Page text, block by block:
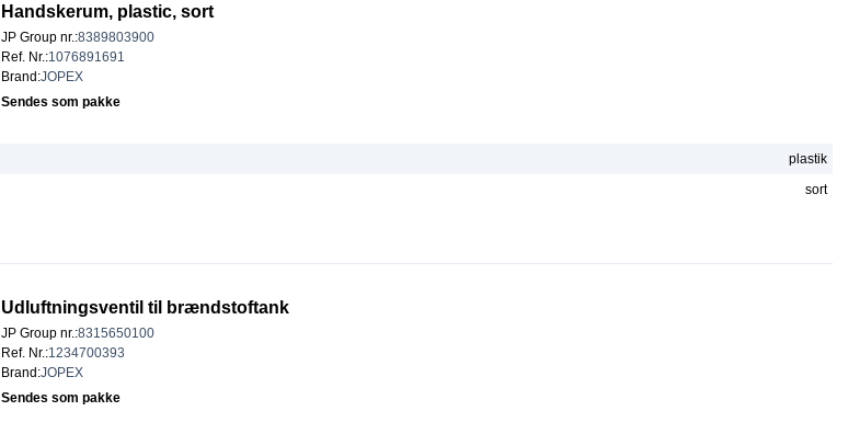
Handskerum, plastic, sort
JP Group nr.:8389803900
Ref. Nr.:1076891691
Brand :JOPEX
Sendes som pakke
plastik
sort
Udluftningsventil til brændstoftank
JP Group nr.:8315650100
Ref. Nr.:1234700393
Brand :JOPEX
Sendes som pakke